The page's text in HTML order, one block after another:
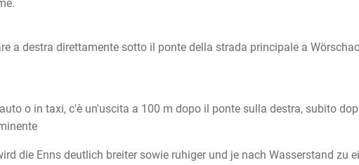
a destra direttamente sotto il ponte della strada principale a
o in taxi, c'è un'uscita a 100 m dopo il ponte sulla destra, subito
die Enns deutlich breiter sowie ruhiger und je nach Wasserstand zu